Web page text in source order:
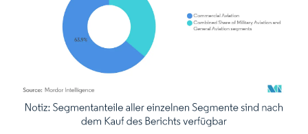
Bild © Mordor Intelligence. Wiederverwendung erfordert Namensnennung